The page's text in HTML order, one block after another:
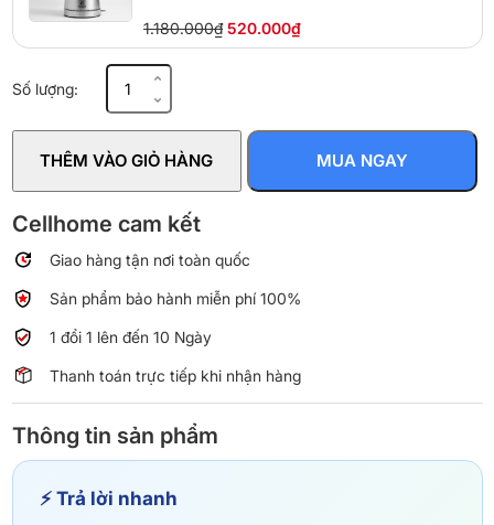
1.180.000₫ 520.000₫
Số lượng:đun
BlueStone
KTB-
1.5L
1800W
lượng
THÊM VÀO GIỎ HÀNG MUA NGAY
Cellhome cam kết
Giao hàng tận nơi toàn quốc
Sản phẩm bảo hành miễn phí 100%
1 đổi 1 lên đến 10 Ngày
Thanh toán trực tiếp khi nhận hàng
Thông tin sản phẩm
⚡ Trả lời nhanh